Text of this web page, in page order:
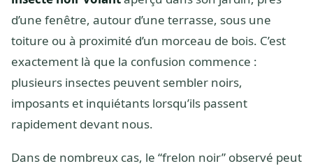
d’une fenêtre, autour d’une terrasse, sous une
toiture ou à proximité d’un morceau de bois. C’est
exactement là que la confusion commence :
plusieurs insectes peuvent sembler noirs,
imposants et inquiétants lorsqu’ils passent
rapidement devant nous.
Dans de nombreux cas, le “frelon noir” observé peut